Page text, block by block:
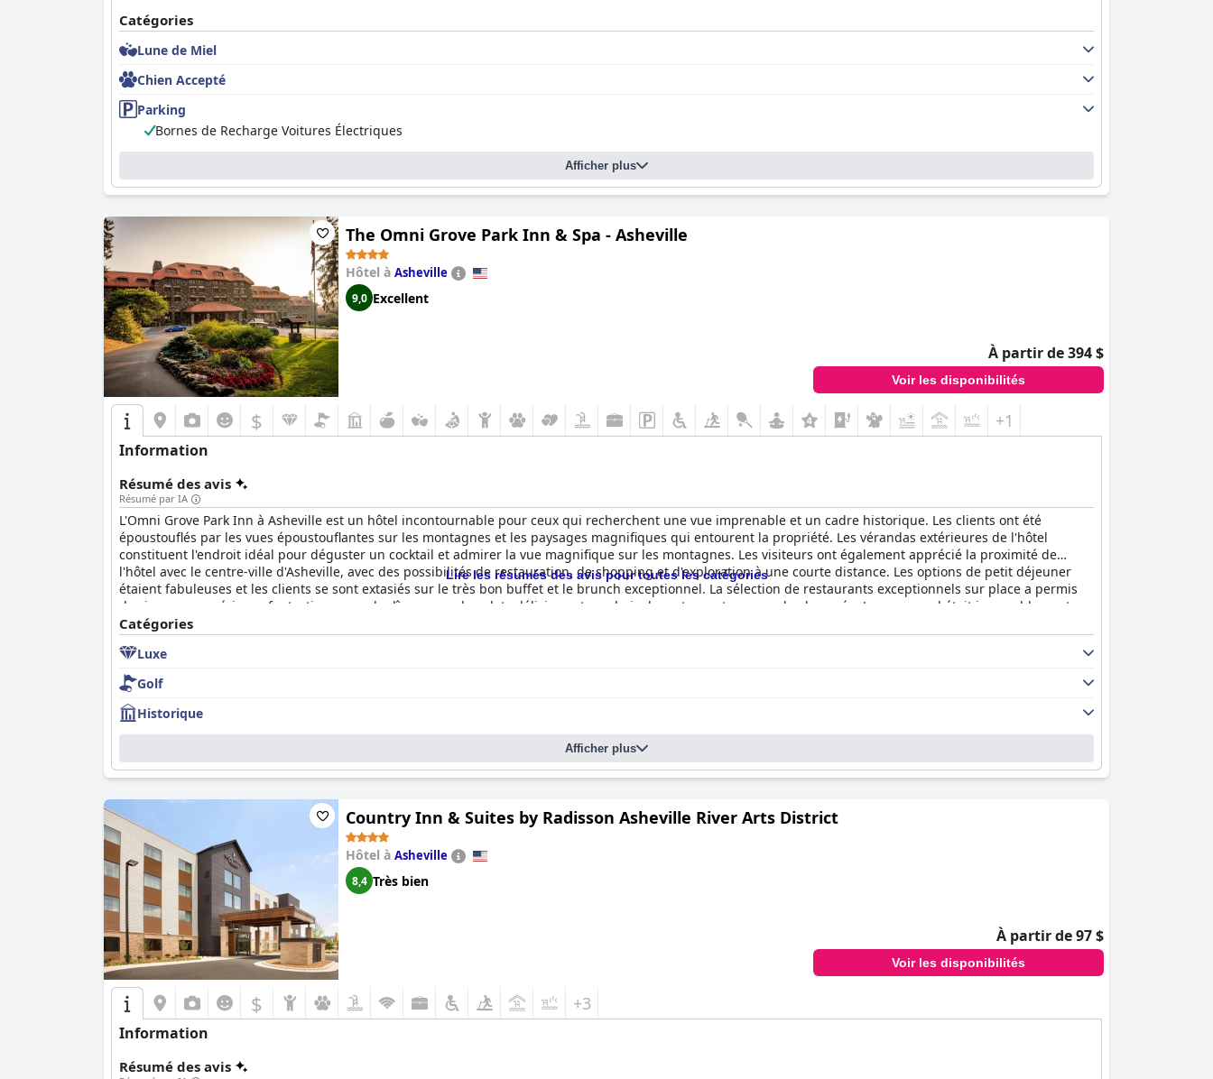
Catégories
Lune de Miel
Chien Accepté
Parking
Bornes de Recharge Voitures Électriques
Afficher plus
The Omni Grove Park Inn & Spa - Asheville
Hôtel à Asheville
9,0 Excellent
À partir de 394 $
Voir les disponibilités
$ +1
Information
Résumé des avis
Résumé par IA
L'Omni Grove Park Inn à Asheville est un hôtel incontournable pour ceux qui recherchent une vue imprenable et un cadre historique. Les clients ont été
époustouflés par les vues époustouflantes sur les montagnes et les paysages magnifiques qui entourent la propriété. Les vérandas extérieures de l'hôtel
constituent l'endroit idéal pour déguster un cocktail et admirer la vue magnifique sur les montagnes. Les visiteurs ont également apprécié la proximité de
l'hôtel avec le centre-ville d'Asheville, avec des possibilités de restauration, de shopping et d'exploration à une courte distance. Les options de petit déjeuner
étaient fabuleuses et les clients se sont extasiés sur le très bon buffet et le brunch exceptionnel. La sélection de restaurants exceptionnels sur place a permis
de vivre une expérience fantastique pour le dîner, avec des plats délicieux et un choix de restaurants au rez-de-chaussée. Le personnel était incroyablement
amical et accommodant, et les visiteurs n'ont cessé de louer son professionnalisme et sa volonté de se surpasser pour satisfaire les clients. Le spa est une visite
incontournable pour les clients qui souhaitent se faire dorloter avec des équipements de classe mondiale et un service client de premier ordre. Les lits étaient
extrêmement confortables, avec des matelas divins et des oreillers parfaits. L'hôtel est magnifiquement décoré avec de nombreuses cheminées qui créent une
ambiance de Thanksgiving et de Noël. L'Omni Grove Park Inn est tout simplement un hôtel absolument extraordinaire qui respire le luxe et constitue une visite
incontournable pour quiconque souhaite découvrir la riche histoire d'Asheville. Des couples ont fait l'éloge de leur expérience ici, qu'il s'agisse de célébrer leur
50e anniversaire de mariage ou de passer quelques jours ensemble, ce qui en fait la destination idéale pour une escapade romantique.
Lire les résumés des avis pour toutes les catégories
Catégories
Luxe
Golf
Historique
Afficher plus
Country Inn & Suites by Radisson Asheville River Arts District
Hôtel à Asheville
8,4 Très bien
À partir de 97 $
Voir les disponibilités
$ +3
Information
Résumé des avis